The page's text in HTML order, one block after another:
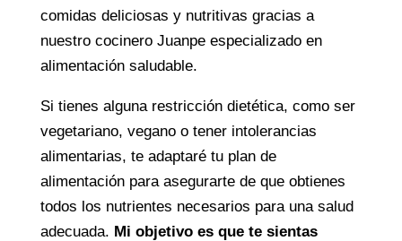
comidas deliciosas y nutritivas gracias a
nuestro cocinero Juanpe especializado en
alimentación saludable.
Si tienes alguna restricción dietética, como ser
vegetariano, vegano o tener intolerancias
alimentarias, te adaptaré tu plan de
alimentación para asegurarte de que obtienes
todos los nutrientes necesarios para una salud
adecuada. Mi objetivo es que te sientas